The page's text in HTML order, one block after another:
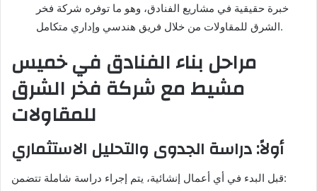
خبرة حقيقية في مشاريع الفنادق، وهو ما توفره شركة فخر
الشرق للمقاولات من خلال فريق هندسي وإداري متكامل.
مراحل بناء الفنادق في خميس
مشيط مع شركة فخر الشرق
للمقاولات
أولاً: دراسة الجدوى والتحليل الاستثماري
قبل البدء في أي أعمال إنشائية، يتم إجراء دراسة شاملة تتضمن: